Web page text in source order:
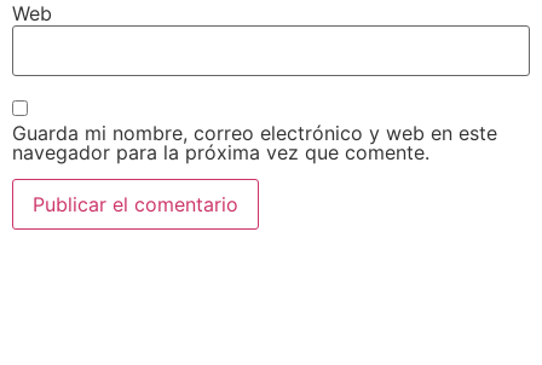
Web
Guarda mi nombre, correo electrónico y web en este
navegador para la próxima vez que comente.